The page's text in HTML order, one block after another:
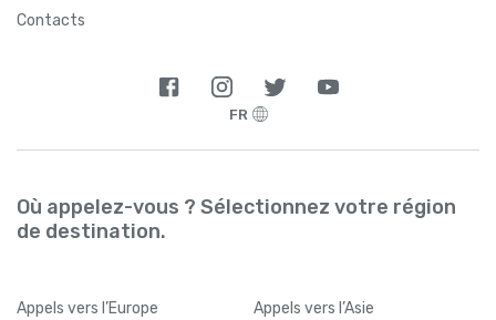
Contacts
FR
Où appelez-vous ? Sélectionnez votre région
de destination.
Appels vers l’Europe Appels vers l’Asie